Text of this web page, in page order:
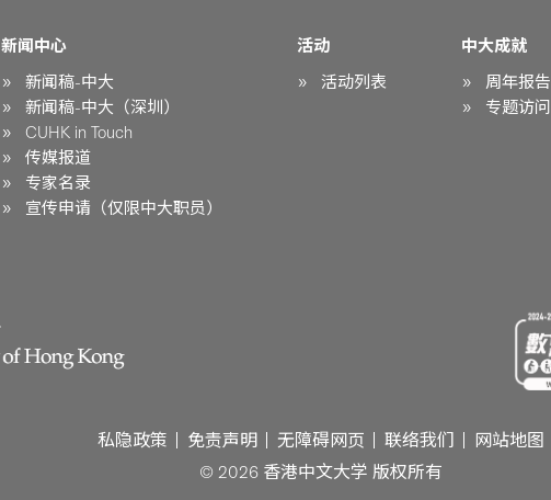
新闻中心
新闻稿-中大
新闻稿-中大（深圳）
CUHK in Touch
传媒报道
专家名录
宣传申请（仅限中大职员）
活动
活动列表
中大成就
周年报告
专题访问
私隐政策 免责声明 无障碍网页 联络我们
网站地图
© 2026 香港中文大学 版权所有